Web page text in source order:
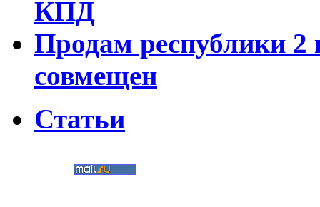
КПД
Продам республики 2
совмещен
Статьи